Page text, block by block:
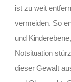
ist zu weit
vermeiden. So
und
Notsituation
dieser Gewalt